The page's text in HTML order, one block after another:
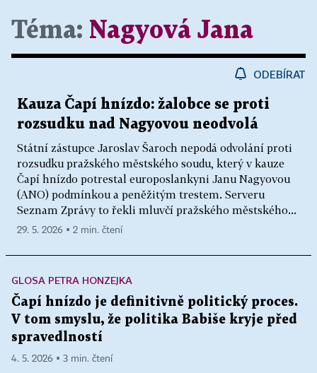
Téma: Nagyová Jana
ODEBÍRAT
Kauza Čapí hnízdo: žalobce se proti
rozsudku nad Nagyovou neodvolá
Státní zástupce Jaroslav Šaroch nepodá odvolání proti
rozsudku pražského městského soudu, který v kauze
Čapí hnízdo potrestal europoslankyni Janu Nagyovou
(ANO) podmínkou a peněžitým trestem. Serveru
Seznam Zprávy to řekli mluvčí pražského městského...
29. 5. 2026 ▪ 2 min. čtení
GLOSA PETRA HONZEJKA
Čapí hnízdo je definitivně politický proces.
V tom smyslu, že politika Babiše kryje před
spravedlností
4. 5. 2026 ▪ 3 min. čtení